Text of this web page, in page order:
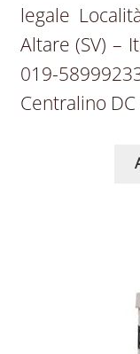
legale
Altare (SV) –
019-
Centralino